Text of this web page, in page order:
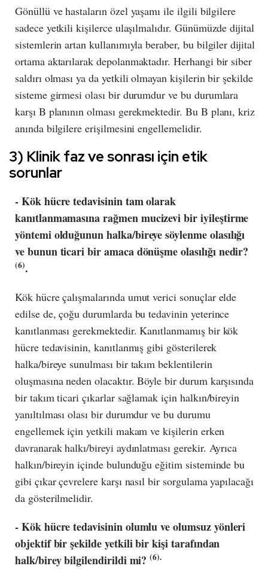
Gönüllü ve hastaların özel yaşamı ile ilgili bilgilere
sadece yetkili kişilerce ulaşılmalıdır. Günümüzde dijital
sistemlerin artan kullanımıyla beraber, bu bilgiler dijital
ortama aktarılarak depolanmaktadır. Herhangi bir siber
saldırı olması ya da yetkili olmayan kişilerin bir şekilde
sisteme girmesi olası bir durumdur ve bu durumlara
karşı B planının olması gerekmektedir. Bu B planı, kriz
anında bilgilere erişilmesini engellemelidir.
3) Klinik faz ve sonrası için etik
sorunlar
- Kök hücre tedavisinin tam olarak
kanıtlanmamasına rağmen mucizevi bir iyileştirme
yöntemi olduğunun halka/bireye söylenme olasılığı
ve bunun ticari bir amaca dönüşme olasılığı nedir?
(6).
Kök hücre çalışmalarında umut verici sonuçlar elde
edilse de, çoğu durumlarda bu tedavinin yeterince
kanıtlanması gerekmektedir. Kanıtlanmamış bir kök
hücre tedavisinin, kanıtlanmış gibi gösterilerek
halka/bireye sunulması bir takım beklentilerin
oluşmasına neden olacaktır. Böyle bir durum karşısında
bir takım ticari çıkarlar sağlamak için halkın/bireyin
yanıltılması olası bir durumdur ve bu durumu
engellemek için yetkili makam ve kişilerin erken
davranarak halkı/bireyi aydınlatması gerekir. Ayrıca
halkın/bireyin içinde bulunduğu eğitim sisteminde bu
gibi çıkar çevrelere karşı nasıl bir sorgulama yapılacağı
da gösterilmelidir.
- Kök hücre tedavisinin olumlu ve olumsuz yönleri
objektif bir şekilde yetkili bir kişi tarafından
halk/birey bilgilendirildi mi?(6).